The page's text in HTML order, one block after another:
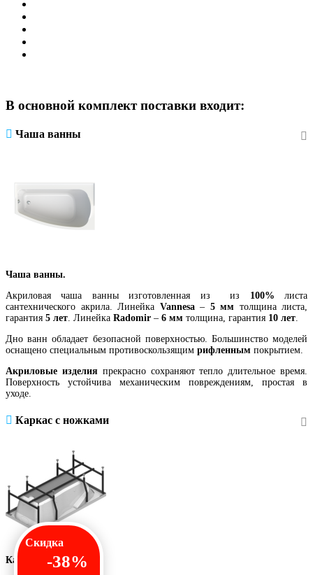
Скидка
-38%
В основной комплект поставки входит:
Чаша ванны
Чаша ванны.
Акриловая чаша ванны изготовленная из из 100% листа
сантехнического акрила. Линейка Vannesa – 5 мм толщина листа,
гарантия 5 лет . Линейка Radomir – 6 мм толщина, гарантия 10 лет
Дно ванн обладает безопасной поверхностью. Большинство моделей
оснащено специальным противоскользящим рифленным покрытием.
Акриловые изделияпрекрасно сохраняют тепло длительное время.
Поверхность устойчива механическим повреждениям, простая в
уходе.
Каркас с ножками
Каркас с ножками.